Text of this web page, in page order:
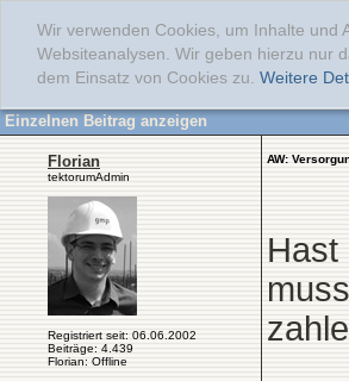
Wir verwenden Cookies, um Inhalte und
Websiteanalysen. Wir geben hierzu nur
dem Einsatz von Cookies zu. Weitere
Einzelnen Beitrag anzeigen
Florian
tektorumAdmin
Registriert seit: 06.06.2002
Beiträge: 4.439
Florian: Offline
AW:
Hast